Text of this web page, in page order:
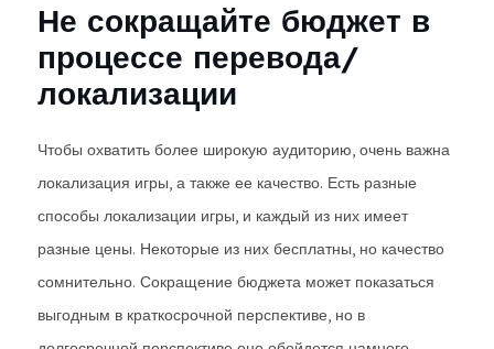
Не сокращайте бюджет в
процессе перевода/
локализации
Чтобы охватить более широкую аудиторию, очень важна
локализация игры, а также ее качество. Есть разные
способы локализации игры, и каждый из них имеет
разные цены. Некоторые из них бесплатны, но качество
сомнительно. Сокращение бюджета может показаться
выгодным в краткосрочной перспективе, но в